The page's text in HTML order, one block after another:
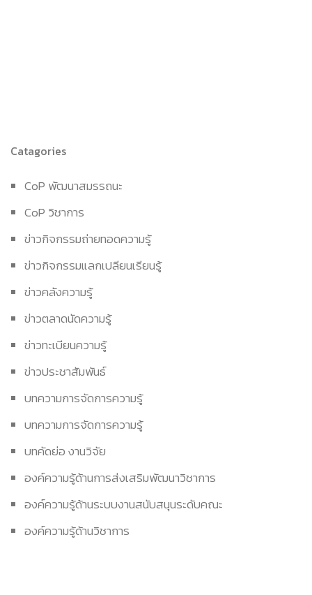
Catagories
CoP พัฒนาสมรรถนะ
CoP วิชาการ
ข่าวกิจกรรมถ่ายทอดความรู้
ข่าวกิจกรรมแลกเปลียนเรียนรู้
ข่าวคลังความรู้
ข่าวตลาดนัดความรู้
ข่าวทะเบียนความรู้
ข่าวประชาสัมพันธ์
บทความการจัดการความรู้
บทความการจัดการความรู้
บทคัดย่อ งานวิจัย
องค์ความรู้ด้านการส่งเสริมพัฒนาวิชาการ
องค์ความรู้ด้านระบบงานสนับสนุนระดับคณะ
องค์ความรู้ด้านวิชาการ